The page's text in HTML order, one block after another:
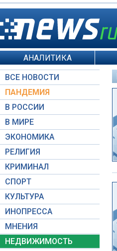
АНАЛИТИКА
ВСЕ НОВОСТИ
ПАНДЕМИЯ
В РОССИИ
В МИРЕ
ЭКОНОМИКА
РЕЛИГИЯ
КРИМИНАЛ
СПОРТ
КУЛЬТУРА
ИНОПРЕССА
МНЕНИЯ
НЕДВИЖИМОСТЬ